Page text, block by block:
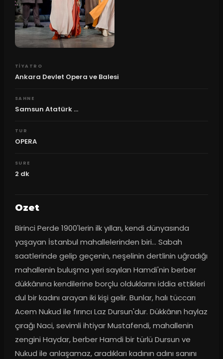
TIYATRO
Ankara Devlet Opera ve Balesi
SAHNE
Samsun Atatürk ...
TUR
OPERA
SURE
2 dk
Ozet
Birinci Perde 1900'lerin ilk yılları, kendi dünyasında
yaşayan İstanbul mahallelerinden biri... Sabah
saatlerinde gelip geçenin, neşelinin dertlinin uğradığı
mahallenin buluşma yeri sayılan Hamdi'nin berber
dükkânına kendilerine borçlu olduklarını iddia ettikleri
dul bir kadını arayan iki kişi gelir. Bunlar, halı tüccarı
Acem Nukud ile fırıncı Laz Dursun'dur. Dükkânın haylaz
çırağı Naci, sevimli ihtiyar Mustafendi, mahallenin
zengini Haydar, berber Hamdi bir türlü Dursun ve
Nukud ile anlaşamaz, aradıkları kadının adını sanını